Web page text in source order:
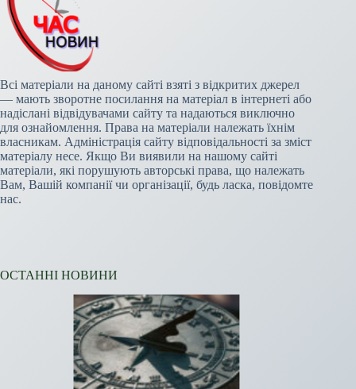
Всі матеріали на даному сайті взяті з відкритих джерел
— мають зворотне посилання на матеріал в інтернеті або
надіслані відвідувачами сайту та надаються виключно
для ознайомлення. Права на матеріали належать їхнім
власникам. Адміністрація сайту відповідальності за зміст
матеріалу несе. Якщо Ви виявили на нашому сайті
матеріали, які порушують авторські права, що належать
Вам, Вашій компанії чи організації, будь ласка, повідомте
нас.
ОСТАННІ НОВИНИ